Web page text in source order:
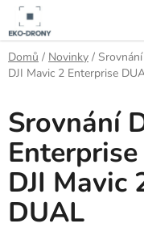
Přejít
obsah
Domů / Novinky /
DJI Mavic 2 Enterprise
Srovnání
DJI Mavic
DUAL